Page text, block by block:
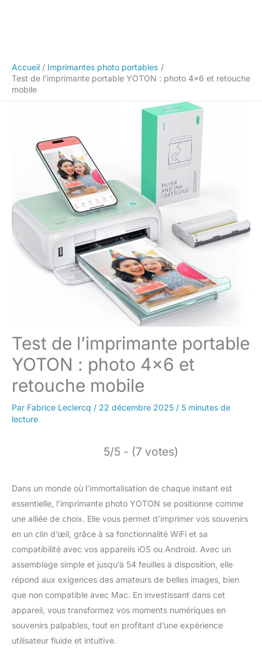
Accueil
Imprimantes photo portables
Test de l’imprimante portable YOTON : photo 4×6 et retouche
mobile
Test de l’imprimante portable
YOTON : photo 4×6 et
retouche mobile
Par Fabrice Leclercq / 22 décembre 2025 / 5 minutes de
lecture
5/5 - (7 votes)
Dans un monde où l’immortalisation de chaque instant est
essentielle, l’imprimante photo YOTON se positionne comme
une alliée de choix. Elle vous permet d’imprimer vos souvenirs
en un clin d’œil, grâce à sa fonctionnalité WiFi et sa
compatibilité avec vos appareils iOS ou Android. Avec un
assemblage simple et jusqu’à 54 feuilles à disposition, elle
répond aux exigences des amateurs de belles images, bien
que non compatible avec Mac. En investissant dans cet
appareil, vous transformez vos moments numériques en
souvenirs palpables, tout en profitant d’une expérience
utilisateur fluide et intuitive.